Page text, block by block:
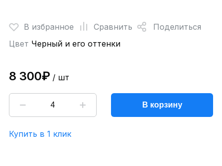
В избранное Сравнить
Поделиться
Цвет Черный и его оттенки
8 300₽/ шт
В корзину
Купить в 1 клик